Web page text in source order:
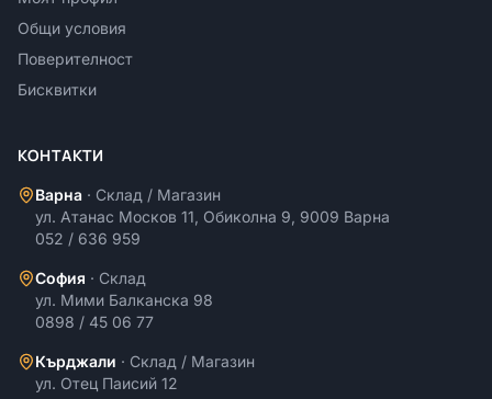
Общи условия
Поверителност
Бисквитки
КОНТАКТИ
Варна · Склад / Магазин
ул. Атанас Москов 11, Обиколна 9, 9009 Варна
052 / 636 959
София · Склад
ул. Мими Балканска 98
0898 / 45 06 77
Кърджали · Склад / Магазин
ул. Отец Паисий 12